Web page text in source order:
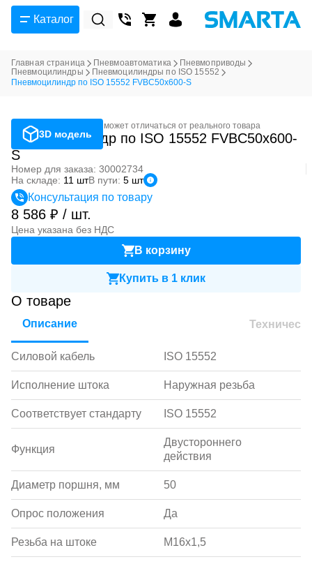
Каталог
Главная страница Пневмоавтоматика
Пневмоприводы
Пневмоцилиндры
Пневмоцилиндры по ISO 15552
Пневмоцилиндр по ISO 15552 FVBC50x600-S
3D модель
Фотография может отличаться от реального товара
Пневмоцилиндр по ISO 15552 FVBC50x600-
S
Номер для заказа: 30002734
На складе: 11 штВ пути: 5 шт
Консультация по товару
8 586 ₽ / шт.
Цена указана без НДС
В корзину
Купить в 1 клик
О товаре
Описание
Силовой кабель ISO 15552
Исполнение штока Наружная резьба
Соответствует стандарту ISO 15552
Функция
Двустороннего
действия
Диаметр поршня, мм 50
Опрос положения Да
Резьба на штоке M16x1,5